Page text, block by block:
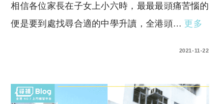
相信各位家長在子女上小六時，最最最頭痛苦惱的
便是要到處找尋合適的中學升讀，全港頭… 更多
2021-11-22